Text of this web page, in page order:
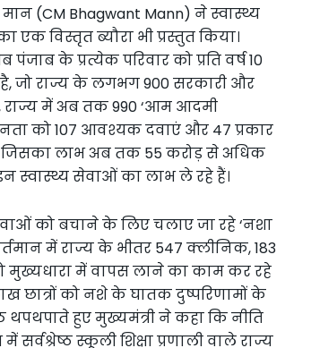
(CM Bhagwant Mann) ने स्वास्थ्य
एक विस्तृत ब्यौरा भी प्रस्तुत किया।
के प्रत्येक परिवार को प्रति वर्ष 10
जो राज्य के लगभग 900 सरकारी और
राज्य में अब तक 990 ‘आम आदमी
को 107 आवश्यक दवाएं और 47 प्रकार
लाभ अब तक 55 करोड़ से अधिक
स्वास्थ्य सेवाओं का लाभ ले रहे हैं।
को बचाने के लिए चलाए जा रहे ‘नशा
में राज्य के भीतर 547 क्लीनिक, 183
मुख्यधारा में वापस लाने का काम कर रहे
छात्रों को नशे के घातक दुष्परिणामों के
थपथपाते हुए मुख्यमंत्री ने कहा कि नीति
में सर्वश्रेष्ठ स्कूली शिक्षा प्रणाली वाले राज्य